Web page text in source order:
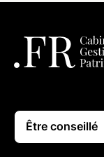
Être conseillé